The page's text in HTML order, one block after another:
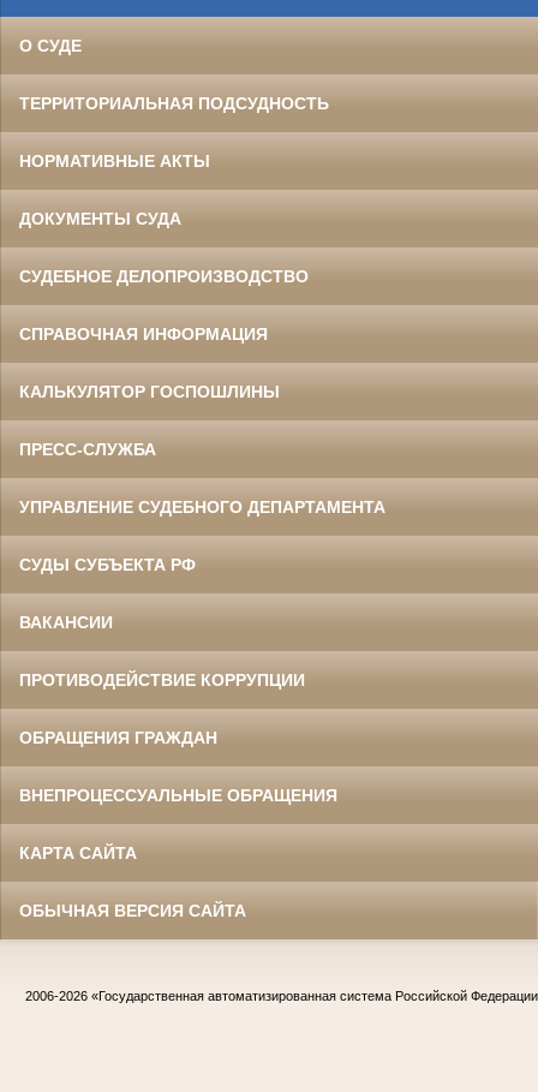
О СУДЕ
ТЕРРИТОРИАЛЬНАЯ ПОДСУДНОСТЬ
НОРМАТИВНЫЕ АКТЫ
ДОКУМЕНТЫ СУДА
СУДЕБНОЕ ДЕЛОПРОИЗВОДСТВО
СПРАВОЧНАЯ ИНФОРМАЦИЯ
КАЛЬКУЛЯТОР ГОСПОШЛИНЫ
ПРЕСС-СЛУЖБА
УПРАВЛЕНИЕ СУДЕБНОГО ДЕПАРТАМЕНТА
СУДЫ СУБЪЕКТА РФ
ВАКАНСИИ
ПРОТИВОДЕЙСТВИЕ КОРРУПЦИИ
ОБРАЩЕНИЯ ГРАЖДАН
ВНЕПРОЦЕССУАЛЬНЫЕ ОБРАЩЕНИЯ
КАРТА САЙТА
ОБЫЧНАЯ ВЕРСИЯ САЙТА
2006-2026 «Государственная автоматизированная система Российской